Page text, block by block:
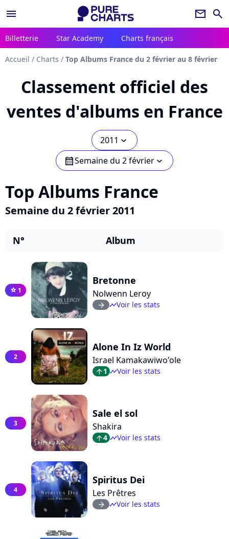
menu newsletter search
Billetterie Star Academy Charts français
Accueil / Charts / Top Albums France du 2 février au 8 février
Classement officiel des
ventes d'albums en France
2011 chevron_bot
calendarSemaine du 2 février chevron_bot
Top Albums France
Semaine du 2 février 2011
N° Album
star 1
Bretonne
Nolwenn Leroy
arrow_right timelineVoir les stats
2
Alone In Iz World
Israel Kamakawiwo'ole
arrow_top1 timelineVoir les stats
3
Sale el sol
Shakira
arrow_top4 timelineVoir les stats
4
Spiritus Dei
Les Prêtres
arrow_right timelineVoir les stats